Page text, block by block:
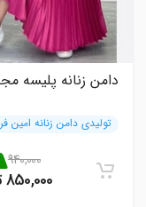
تولیدی دامن زنانه امین فر
940,000
850,000 تومان